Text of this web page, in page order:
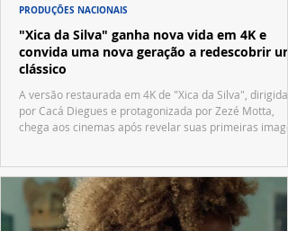
"Xica da Silva" ganha nova vida em 4K e
convida uma nova geração a redescobrir um
clássico
A versão restaurada em 4K de "Xica da Silva", dirigida
por Cacá Diegues e protagonizada por Zezé Motta,
chega aos cinemas após revelar suas primeiras
PRODUÇÕES NACIONAIS